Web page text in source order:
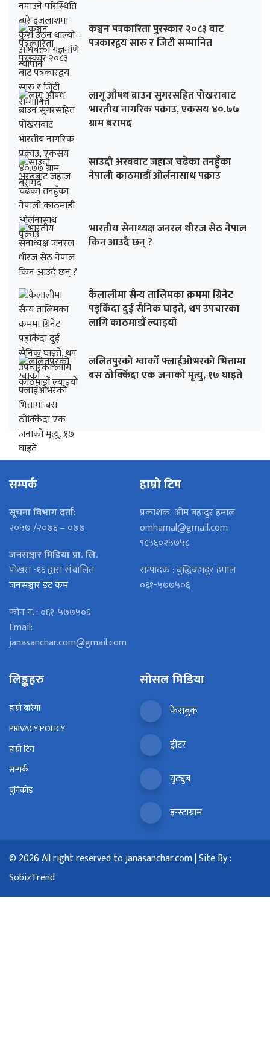
कञ्चन पत्रकारिता पुरस्कार २०८३ बाट
पत्रकारद्वय सारु र जिटी सम्मानित
लागू औषध ब्राउन सुगरसहित पोखराबाट
भारतीय नागरिक पक्राउ, एकसय ४०.७७
ग्राम बरामद
साउदी अरबबाट जहाज चढेका तनहुँका
नेपाली काठमाडौं ओर्लनासाथ पक्राउ
भारतीय सेनाध्यक्ष जनरल धीरज सेठ नेपाल
किन आउदै छन् ?
कैलालीमा सैन्य तालिमका क्रममा ग्रिनेट
पड्किँदा दुई सैनिक घाइते, थप उपचारका
लागि काठमाडौं ल्याइयो
ललितपुरको ग्वार्को फ्लाईओभरको भित्तामा
बस ठोक्किँदा एक जनाको मृत्यु, १७ घाइते
सम्पर्क
सूचना बिभाग दर्ता:
२०५७ /२०७६ – ०७७
जनसञ्चार मिडिया प्रा. लि.
पोखरा -१६ द्वारा संचालित
जनसञ्चार डट कम
फोन न. : ०६१-५७७५०६
Email:
janasanchar.com@gmail.com
हाम्रो टिम
प्रकाशक: ओम बहादुर हमाल
omhamal@gmail.com
९८५६०२५७५८
सम्पादक : बुद्धिबहादुर हमाल
०६१-५७७५०६
लिङ्कहरु
हाम्रो बारेमा
PRIVACY POLICY
हाम्रो टिम
सम्पर्क
युनिकोड
सोसल मिडिया
फेसबुक
ट्वीटर
युट्युब
इन्स्टाग्राम
© 2026 All right reserved to janasanchar.com | Site By :
SobizTrend